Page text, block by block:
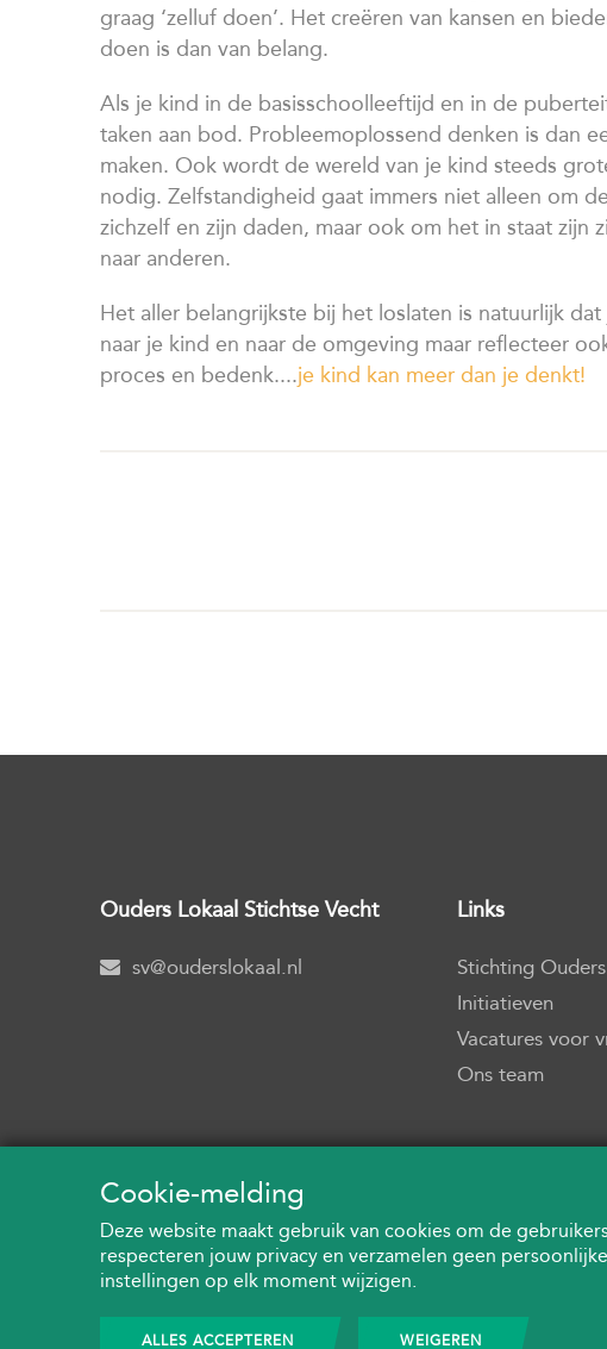
graag ‘zelluf doen’. Het creëren van kansen en
doen is dan van belang.
Als je kind in de basisschoolleeftijd en in de
taken aan bod. Probleemoplossend denken is dan
maken. Ook wordt de wereld van je kind steeds
nodig. Zelfstandigheid gaat immers niet alleen om
zichzelf en zijn daden, maar ook om het in staat zijn
naar anderen.
Het aller belangrijkste bij het loslaten is natuurlijk
naar je kind en naar de omgeving maar reflecteer
proces en bedenk....je kind kan meer dan je denkt!
Ouders Lokaal Stichtse Vecht
sv@ouderslokaal.nl
Links
Stichting
Initiatieven
Vacatures voor
Ons team
Cookie-melding
Deze website maakt gebruik van cookies om de
respecteren jouw privacy en verzamelen geen
instellingen op elk moment wijzigen.
ALLES ACCEPTEREN WEIGEREN